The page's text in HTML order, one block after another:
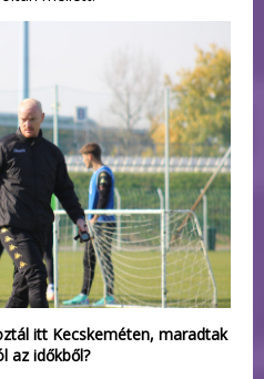
itt Kecskeméten, maradtak
az időkből?